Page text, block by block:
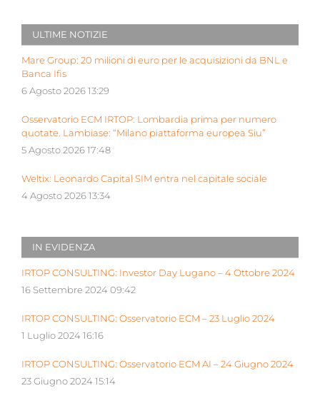
ULTIME NOTIZIE
Mare Group: 20 milioni di euro per le acquisizioni da BNL e
Banca Ifis
6 Agosto 2026 13:29
Osservatorio ECM IRTOP: Lombardia prima per numero
quotate. Lambiase: “Milano piattaforma europea Siu”
5 Agosto 2026 17:48
Weltix: Leonardo Capital SIM entra nel capitale sociale
4 Agosto 2026 13:34
IN EVIDENZA
IRTOP CONSULTING: Investor Day Lugano – 4 Ottobre 2024
16 Settembre 2024 09:42
IRTOP CONSULTING: Osservatorio ECM – 23 Luglio 2024
1 Luglio 2024 16:16
IRTOP CONSULTING: Osservatorio ECM AI – 24 Giugno 2024
23 Giugno 2024 15:14